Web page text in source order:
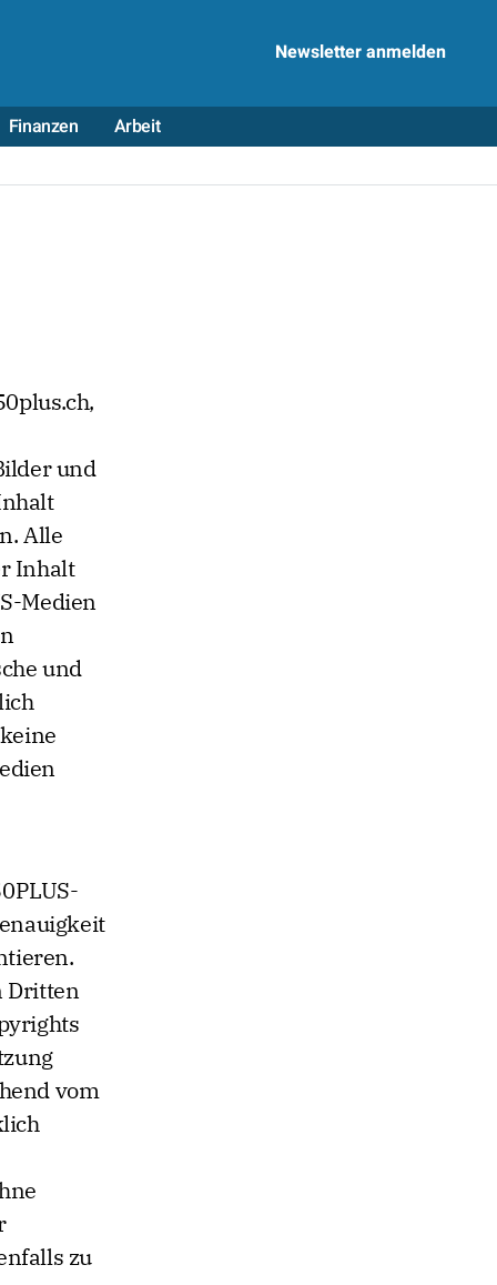
Newsletter anmelden
Finanzen
Arbeit
und
Alle
Inhalt
Medien
und
Dritten
vom
zu